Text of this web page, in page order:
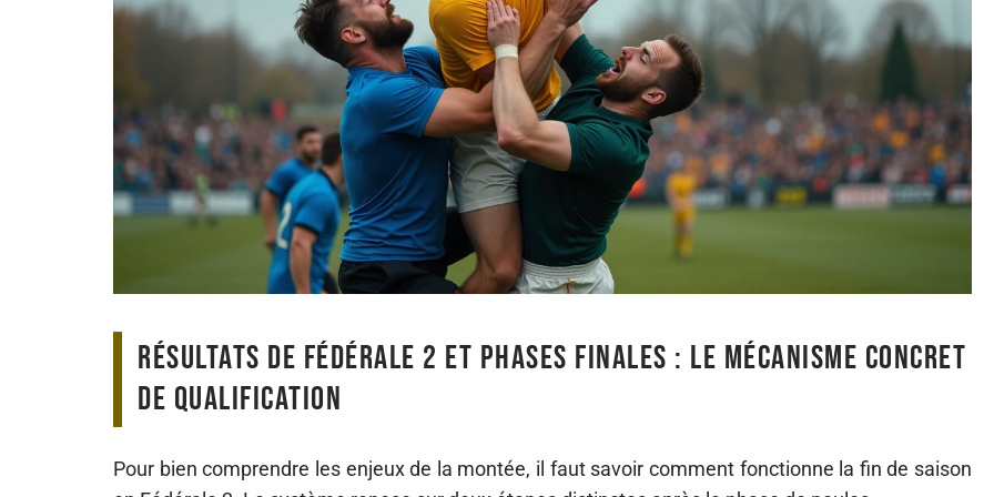
Résultats de Fédérale 2 et phases finales : le mécanisme concret
de qualification
Pour bien comprendre les enjeux de la montée, il faut savoir comment fonctionne la fin de saison